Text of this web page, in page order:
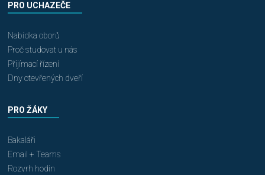
PRO UCHAZEČE
Nabídka oborů
Proč studovat u nás
Přijímací řízení
Dny otevřených dveří
PRO ŽÁKY
Bakaláři
Email + Teams
Rozvrh hodin